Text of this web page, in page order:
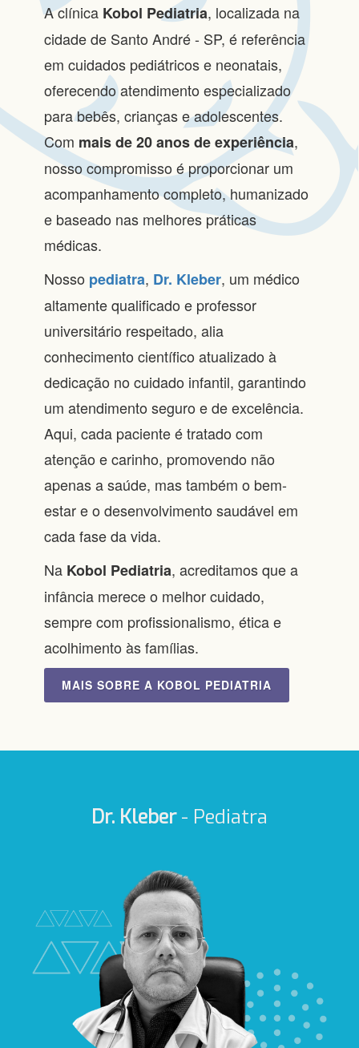
A clínica Kobol Pediatria, localizada na
cidade de Santo André - SP, é referência
em cuidados pediátricos e neonatais,
oferecendo atendimento especializado
para bebês, crianças e adolescentes.
Com mais de 20 anos de experiência,
nosso compromisso é proporcionar um
acompanhamento completo, humanizado
e baseado nas melhores práticas
médicas.
Nosso pediatra, Dr. Kleber, um médico
altamente qualificado e professor
universitário respeitado, alia
conhecimento científico atualizado à
dedicação no cuidado infantil, garantindo
um atendimento seguro e de excelência.
Aqui, cada paciente é tratado com
atenção e carinho, promovendo não
apenas a saúde, mas também o bem-
estar e o desenvolvimento saudável em
cada fase da vida.
Na Kobol Pediatria, acreditamos que a
infância merece o melhor cuidado,
sempre com profissionalismo, ética e
acolhimento às famílias.
MAIS SOBRE A KOBOL PEDIATRIA
Dr. Kleber- Pediatra